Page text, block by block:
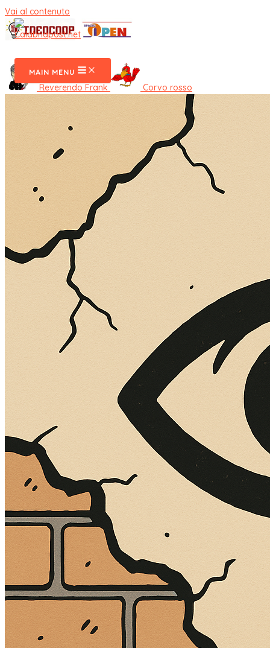
Vai al contenuto
MAIN MENU
Reverendo Frank Corvo rosso